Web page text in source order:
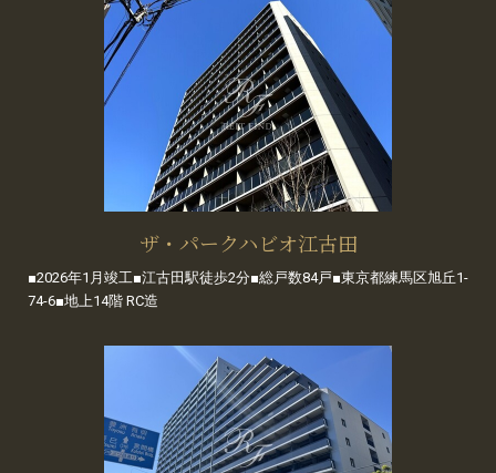
ザ・パークハビオ江古田
■2026年1月竣工■江古田駅徒歩2分■総戸数84戸■東京都練馬区旭丘1-
74-6■地上14階 RC造